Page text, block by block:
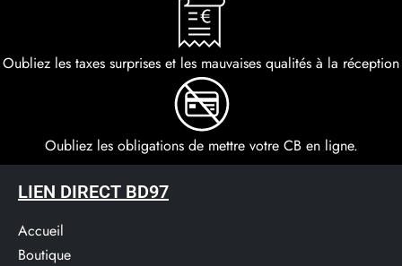
Oubliez les taxes surprises et les mauvaises qualités à la réception
Oubliez les obligations de mettre votre CB en ligne.
LIEN DIRECT BD97
Accueil
Boutique